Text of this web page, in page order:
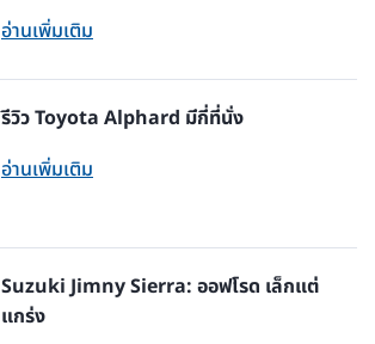
อ่านเพิ่มเติม
รีวิว Toyota Alphard มีกี่ที่นั่ง
อ่านเพิ่มเติม
Suzuki Jimny Sierra: ออฟโรด เล็กแต่
แกร่ง